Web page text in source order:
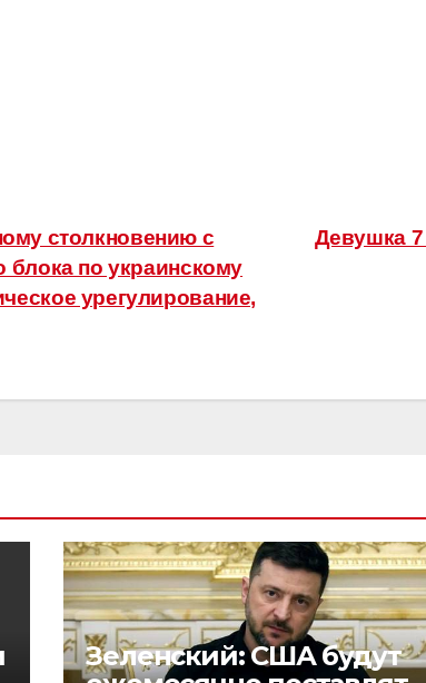
Девушка 7
столкновению с
блока по украинскому
урегулирование,
Зеленский: США будут